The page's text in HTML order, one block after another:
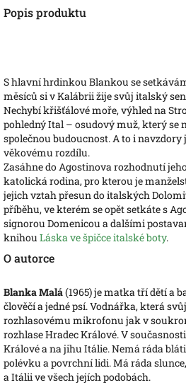
Popis produktu
S hlavní hrdinkou Blankou se
měsíců si v Kalábrii žije svůj italský
Nechybí křišťálové moře, výhled na
pohledný Ital – osudový muž, který se
společnou budoucnost. A to i
věkovému rozdílu.
Zasáhne do Agostinova rozhodnutí
katolická rodina, pro kterou je
jejich vztah přesun do italských
příběhu, ve kterém se opět setkáte s
signorou Domenicou a dalšími
knihou Láska ve špičce italské boty.
O autorce
Blanka Malá(1965) je matka tří dětí a
člověčí a jedné psí. Vodnářka, která
rozhlasovému mikrofonu jak v
rozhlase Hradec Králové. V
Králové a na jihu Itálie. Nemá ráda
polévku a povrchní lidi. Má ráda
a Itálii ve všech jejích podobách.